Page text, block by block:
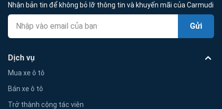
Nhận bản tin để không bỏ lỡ thông tin và khuyến mãi của Carmudi
Gửi
Dịch vụ
Mua xe ô tô
Bán xe ô tô
Trở thành cộng tác viên